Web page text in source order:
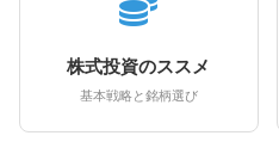
株式投資のススメ
基本戦略と銘柄選び